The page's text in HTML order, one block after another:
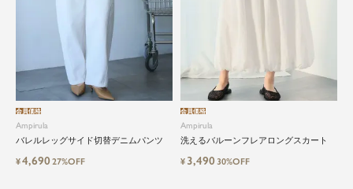
Ampirula
バレルレッグサイド切替デニムパンツ
会員価格
¥4,69027%OFF
Ampirula
洗えるバルーンフレアロングスカート
会員価格
¥ 3,49030%OFF